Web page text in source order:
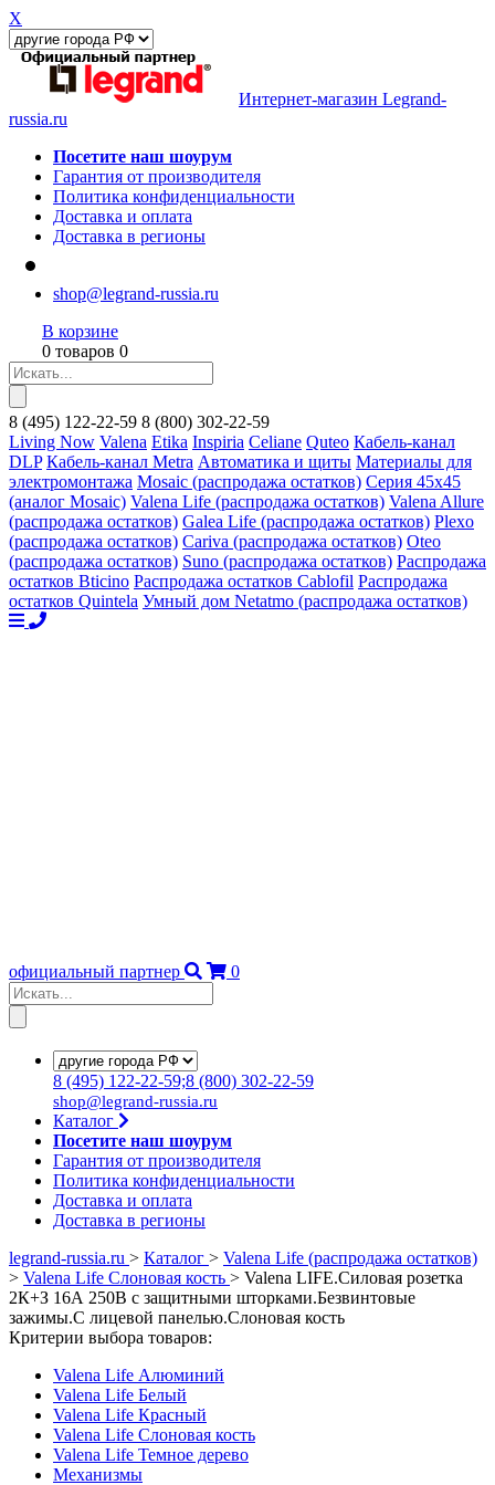
X
Интернет-магазин Legrand-
russia.ru
Посетите наш шоурум
Гарантия от производителя
Политика конфиденциальности
Доставка и оплата
Доставка в регионы
shop@legrand-russia.ru
В корзине
0 товаров 0
8 (495) 122-22-59 8 (800) 302-22-59
Living Now Valena Etika Inspiria Celiane Quteo Кабель-канал
DLP Кабель-канал Metra Автоматика и щиты Материалы для
электромонтажа Mosaic (распродажа остатков) Серия 45х45
(аналог Mosaic) Valena Life (распродажа остатков) Valena Allure
(распродажа остатков) Galea Life (распродажа остатков) Plexo
(распродажа остатков) Cariva (распродажа остатков) Oteo
(распродажа остатков) Suno (распродажа остатков) Распродажа
остатков Bticino Распродажа остатков Cablofil Распродажа
остатков Quintela Умный дом Netatmo (распродажа остатков)
официальный партнер 0
8 (495) 122-22-59;8 (800) 302-22-59
shop@legrand-russia.ru
Каталог
Посетите наш шоурум
Гарантия от производителя
Политика конфиденциальности
Доставка и оплата
Доставка в регионы
legrand-russia.ru > Каталог > Valena Life (распродажа остатков)
> Valena Life Слоновая кость > Valena LIFE.Силовая розетка
2К+З 16А 250В с защитными шторками.Безвинтовые
зажимы.С лицевой панелью.Слоновая кость
Критерии выбора товаров:
Valena Life Алюминий
Valena Life Белый
Valena Life Красный
Valena Life Слоновая кость
Valena Life Темное дерево
Механизмы